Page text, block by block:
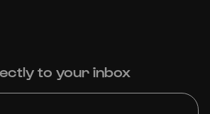
to your inbox